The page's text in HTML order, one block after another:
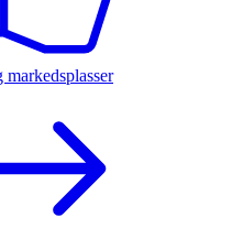
markedsplasser